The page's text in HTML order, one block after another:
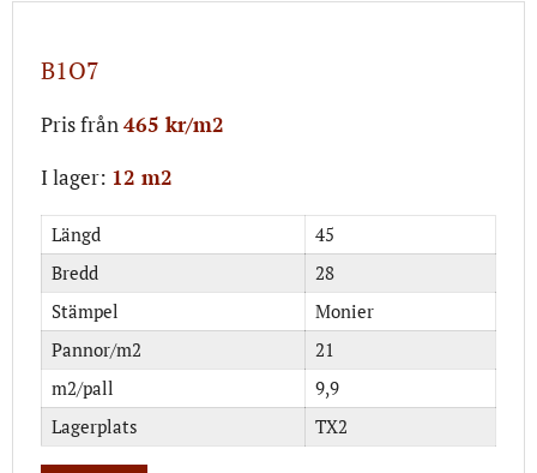
B1O7
Pris från465 kr/m2
I lager: 12 m2
Längd
45
Bredd
28
Stämpel
Monier
Pannor/m2
21
m2/pall
9,9
Lagerplats
TX2